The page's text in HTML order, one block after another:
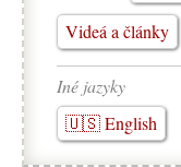
Videá a články
Iné jazyky
🇺🇸 English